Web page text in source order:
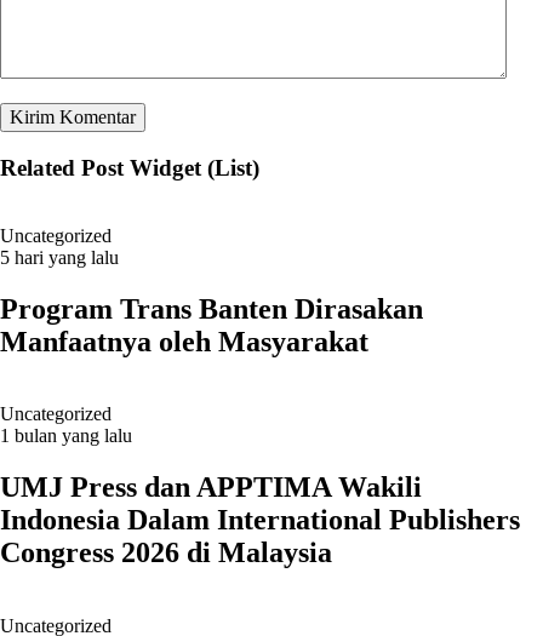
Related Post Widget (List)
Uncategorized
5 hari yang lalu
Program Trans Banten Dirasakan
Manfaatnya oleh Masyarakat
Uncategorized
1 bulan yang lalu
UMJ Press dan APPTIMA Wakili
Indonesia Dalam International Publishers
Congress 2026 di Malaysia
Uncategorized